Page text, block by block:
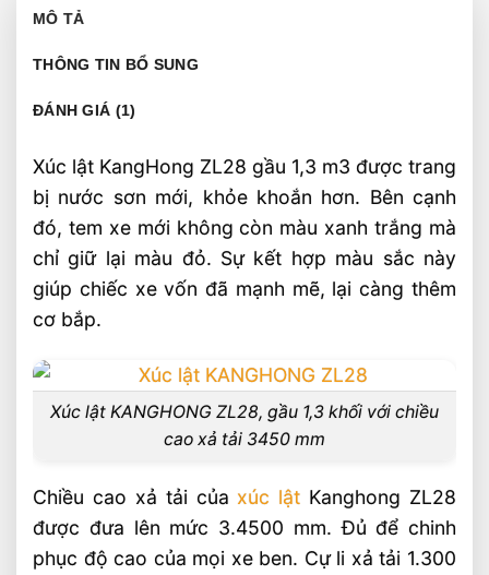
MÔ TẢ
THÔNG TIN BỔ SUNG
ĐÁNH GIÁ (1)
Xúc lật KangHong ZL28 gầu 1,3 m3 được trang
bị nước sơn mới, khỏe khoắn hơn. Bên cạnh
đó, tem xe mới không còn màu xanh trắng mà
chỉ giữ lại màu đỏ. Sự kết hợp màu sắc này
giúp chiếc xe vốn đã mạnh mẽ, lại càng thêm
cơ bắp.
Xúc lật KANGHONG ZL28, gầu 1,3 khối với chiều
cao xả tải 3450 mm
Chiều cao xả tải của xúc lật Kanghong ZL28
được đưa lên mức 3.4500 mm. Đủ để chinh
phục độ cao của mọi xe ben. Cự li xả tải 1.300